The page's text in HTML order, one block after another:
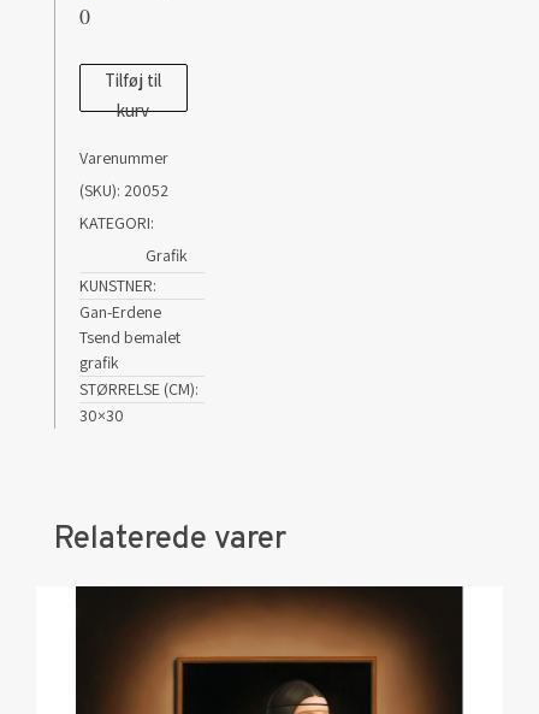
0
KARUSSELL#2
antal
Tilføj til
kurv
Varenummer
(SKU): 20052
KATEGORI:
Grafik
KUNSTNER
Gan-Erdene
Tsend bemalet
grafik
STØRRELSE (CM)
30×30
Relaterede varer